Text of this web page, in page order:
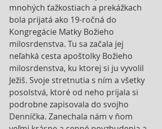
mnohých ťažkostiach a prekážkach
bola prijatá ako 19-ročná do
Kongregácie Matky Božieho
milosrdenstva. Tu sa začala jej
neľahká cesta apoštolky Božieho
milosrdenstva, ku ktorej si ju vyvolil
Ježiš. Svoje stretnutia s ním a všetky
posolstvá, ktoré od neho prijala si
podrobne zapisovala do svojho
Denníčka. Zanechala nám v ňom